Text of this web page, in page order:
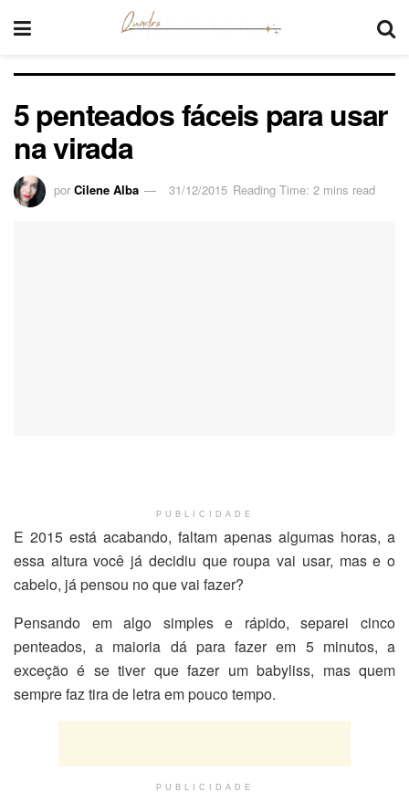
5 penteados fáceis para usar
na virada
por Cilene Alba 31/12/2015 Reading Time: 2 mins read
PUBLICIDADE
E 2015 está acabando, faltam apenas algumas horas, a
essa altura você já decidiu que roupa vai usar, mas e o
cabelo, já pensou no que vai fazer?
Pensando em algo simples e rápido, separei cinco
penteados, a maioria dá para fazer em 5 minutos, a
exceção é se tiver que fazer um babyliss, mas quem
sempre faz tira de letra em pouco tempo.
PUBLICIDADE